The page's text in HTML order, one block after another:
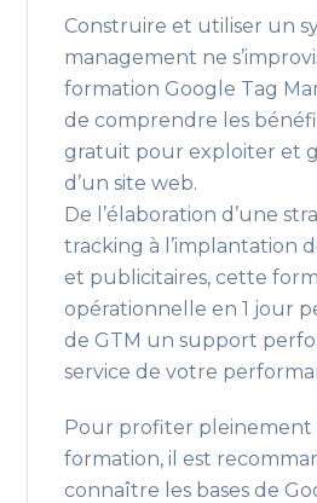
Construire et utiliser un
management ne
formation Google Tag
de comprendre les
gratuit pour exploiter et
d’un site web.
De l’élaboration d’une
tracking à l’implantation
et publicitaires, cette
opérationnelle en 1 jour
de GTM un support
service de votre
Pour profiter pleinement
formation, il est
connaître les bases de